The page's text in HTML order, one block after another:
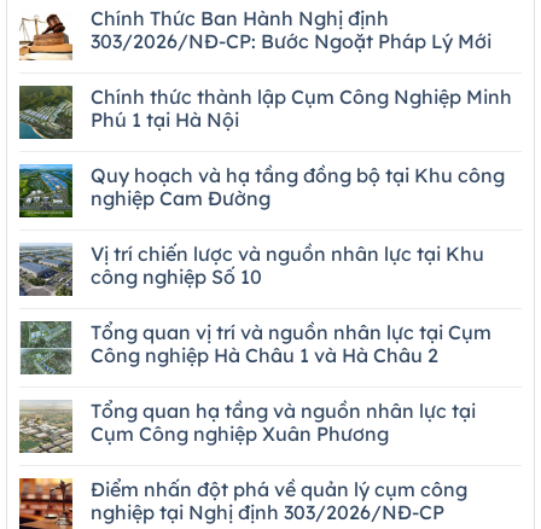
Chính Thức Ban Hành Nghị định
303/2026/NĐ-CP: Bước Ngoặt Pháp Lý Mới
Chính thức thành lập Cụm Công Nghiệp Minh
Phú 1 tại Hà Nội
Quy hoạch và hạ tầng đồng bộ tại Khu công
nghiệp Cam Đường
Vị trí chiến lược và nguồn nhân lực tại Khu
công nghiệp Số 10
Tổng quan vị trí và nguồn nhân lực tại Cụm
Công nghiệp Hà Châu 1 và Hà Châu 2
Tổng quan hạ tầng và nguồn nhân lực tại
Cụm Công nghiệp Xuân Phương
Điểm nhấn đột phá về quản lý cụm công
nghiệp tại Nghị định 303/2026/NĐ-CP